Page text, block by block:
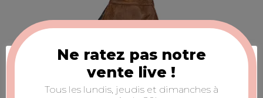
Acceptation des cookies
vous offrir la meilleure expérience sur notre site
Ne ratez pas notre
vente live !
Tous les lundis, jeudis et dimanches à